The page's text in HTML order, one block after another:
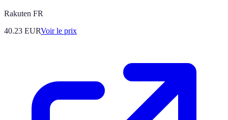
Rakuten FR
40.23 EURVoir le prix